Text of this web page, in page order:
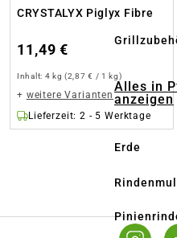
Alles in
anzeigen
Erde
CRYSTALYX Piglyx Fibre
11,49 €
Inhalt: 4 kg(2,87 € / 1 kg)
+ weitere Varianten
Lieferzeit: 2 - 5 Werktage